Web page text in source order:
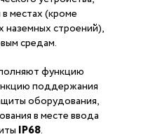
местах (кроме
наземных строений),
средам.
функцию
поддержания
оборудования,
в месте ввода
IP68.